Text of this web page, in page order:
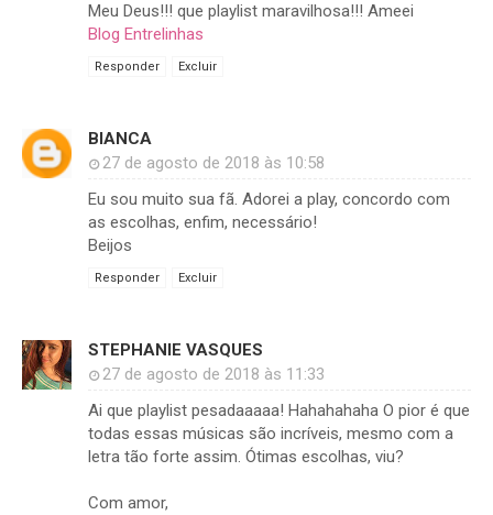
Meu Deus!!! que playlist maravilhosa!!! Ameei
Blog Entrelinhas
Responder Excluir
BIANCA
27 de agosto de 2018 às 10:58
Eu sou muito sua fã. Adorei a play, concordo com
as escolhas, enfim, necessário!
Beijos
Responder Excluir
STEPHANIE VASQUES
27 de agosto de 2018 às 11:33
Ai que playlist pesadaaaaa! Hahahahaha O pior é que
todas essas músicas são incríveis, mesmo com a
letra tão forte assim. Ótimas escolhas, viu?
Com amor,